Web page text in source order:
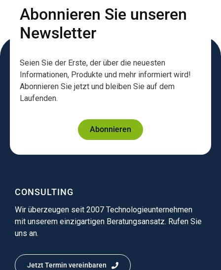
Abonnieren Sie unseren
Newsletter
Seien Sie der Erste, der über die neuesten
Informationen, Produkte und mehr informiert wird!
Abonnieren Sie jetzt und bleiben Sie auf dem
Laufenden.
Abonnieren
CONSULTING
Wir überzeugen seit 2007 Technologieunternehmen
mit unserem einzigartigen Beratungsansatz. Rufen Sie
uns an.
Jetzt Termin vereinbaren